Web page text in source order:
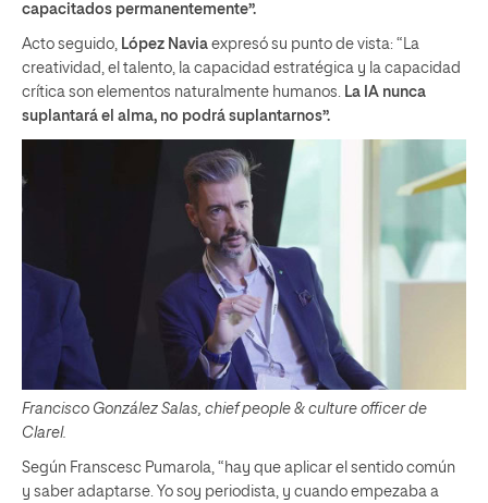
capacitados permanentemente”.
Acto seguido, López Navia expresó su punto de vista: “La
creatividad, el talento, la capacidad estratégica y la capacidad
crítica son elementos naturalmente humanos. La IA nunca
suplantará el alma, no podrá suplantarnos”.
Francisco González Salas, chief people & culture officer de
Clarel.
Según Franscesc Pumarola, “hay que aplicar el sentido común
y saber adaptarse. Yo soy periodista, y cuando empezaba a